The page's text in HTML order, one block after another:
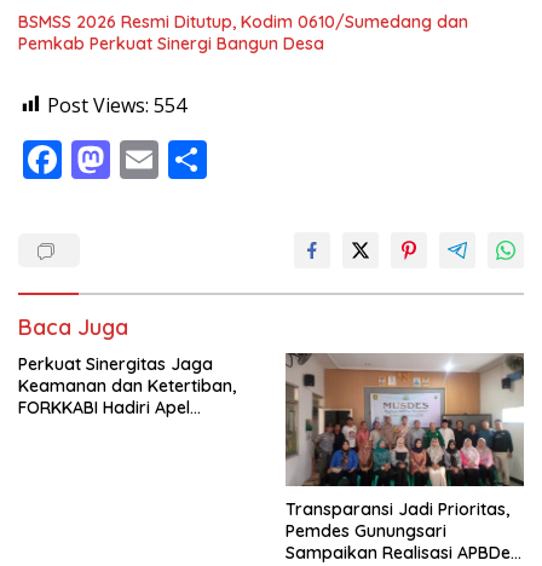
BSMSS 2026 Resmi Ditutup, Kodim 0610/Sumedang dan
Pemkab Perkuat Sinergi Bangun Desa
Post Views: 554
F
o
o
k
M
o
n
E
Baca Juga
Perkuat Sinergitas Jaga
Keamanan dan Ketertiban,
FORKKABI Hadiri Apel
Transparansi Jadi Prioritas,
Pemdes Gunungsari
Sampaikan Realisasi APBDes